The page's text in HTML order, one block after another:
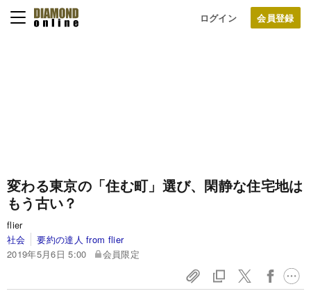
ログイン
変わる東京の「住む町」選び、閑静な住宅地は
もう古い？
flier
社会
要約の達人 from flier
2019年5月6日 5:00
会員限定